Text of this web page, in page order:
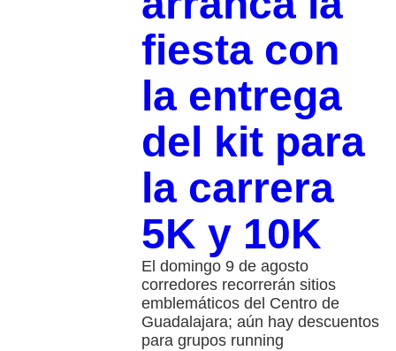
fiesta con
la entrega
del kit para
la carrera
5K y 10K
El domingo 9 de agosto
corredores recorrerán sitios
emblemáticos del Centro de
Guadalajara; aún hay descuentos
para grupos running